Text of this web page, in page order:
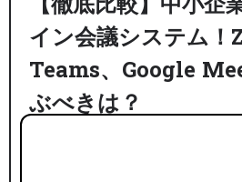
イン会議システム！
Teams、Google
ぶべきは？